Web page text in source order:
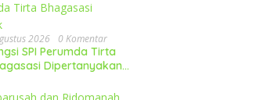
2026 0 Komentar
SPI Perumda Tirta
Dipertanyakan